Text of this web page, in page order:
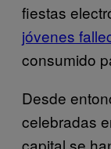
fiestas
jóvenes
consumido
Desde
celebradas
capital se